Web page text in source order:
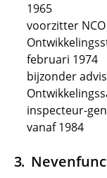
1965
voorzitter
februari 1974
bijzonder
inspecteur-
vanaf 1984